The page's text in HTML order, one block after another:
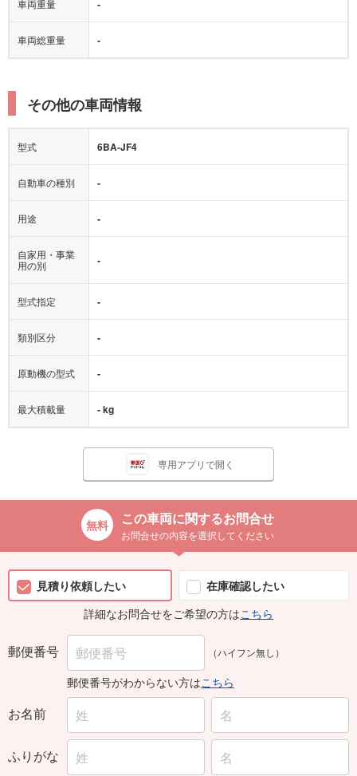
車両重量 -
車両総重量 -
その他の車両情報
型式 6BA-JF4
自動車の種別 -
用途 -
自家用・事業
用の別
-
型式指定 -
類別区分 -
原動機の型式 -
最大積載量 - kg
専用アプリで開く
この車両に関するお問合せ
お問合せの内容を選択してください
見積り依頼したい
在庫確認したい
詳細なお問合せをご希望の方はこちら
郵便番号 （ハイフン無し）
郵便番号がわからない方はこちら
お名前
ふりがな